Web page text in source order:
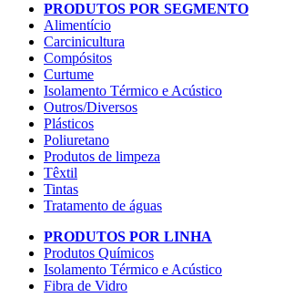
PRODUTOS POR SEGMENTO
Alimentício
Carcinicultura
Compósitos
Curtume
Isolamento Térmico e Acústico
Outros/Diversos
Plásticos
Poliuretano
Produtos de limpeza
Têxtil
Tintas
Tratamento de águas
PRODUTOS POR LINHA
Produtos Químicos
Isolamento Térmico e Acústico
Fibra de Vidro